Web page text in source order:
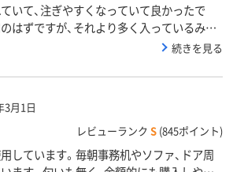
いて、注ぎやすくなっていて良かったで
はずですが、それより多く入っているみた
た。詰め替えの時は、こぼれても良いところ
続きを見る
3月1日
レビューランク S (845ポイント)
しています。毎朝事務机やソファ、ドア周